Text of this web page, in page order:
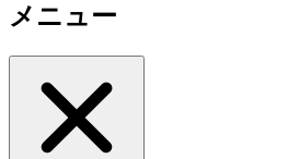
メニュー